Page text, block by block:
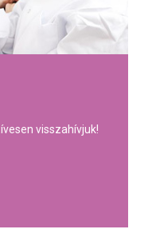
visszahívjuk!